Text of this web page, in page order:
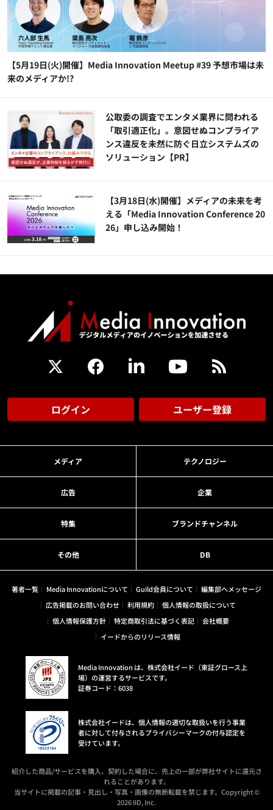
【5月19日(火)開催】Media Innovation Meetup #39 予想市場は未
来のメディアか!?
公​​取委の調査でエンタメ業界に問われる
「取引適正化」。意図せぬコンプライア
ンス違反を未然に防ぐ日立システムズの
ソリューション​【PR】
【3月18日(水)開催】メディアの未来を考
える「Media Innovation Conference 20
26」申し込み開始！
ログイン ユーザー登録
メディア テクノロジー
広告 企業
特集 ブランドチャンネル
その他 DB
著者一覧 Media Innovationについて Guild会員について
編集部へメッセージ
広告掲載のお問い合わせ
利用規約
個人情報の取扱について
個人情報保護方針
特定商取引法に基づく表記
会社概要
イードからのリリース情報
Media Innovation は、株式会社イード（東証グロース上
場）の運営するサービスです。
証券コード：6038
株式会社イードは、個人情報の適切な取扱いを行う事業
者に対して付与されるプライバシーマークの付与認定を
受けています。
紹介した商品/サービスを購入、契約した場合に、売上の一部が弊社サイトに還元さ
れることがあります。
当サイトに掲載の記事・見出し・写真・画像の無断転載を禁じます。Copyright ©
2026 IID, Inc.